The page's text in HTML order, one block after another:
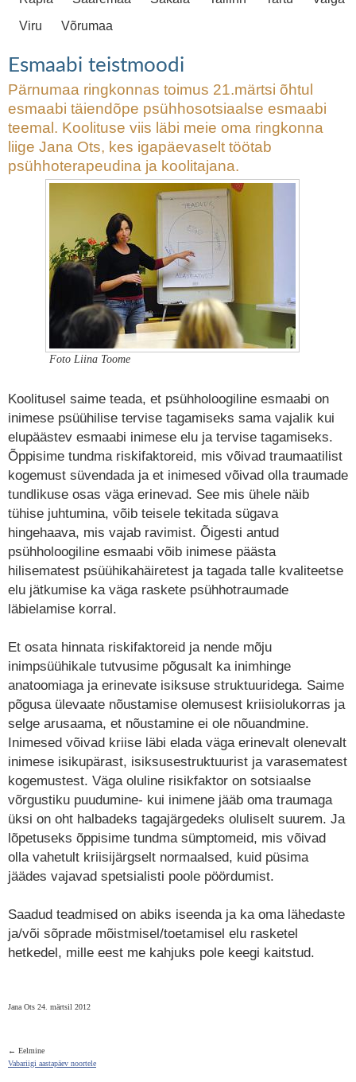
Viru
Võrumaa
Esmaabi teistmoodi
Pärnumaa ringkonnas toimus 21.märtsi õhtul
esmaabi täiendõpe psühhosotsiaalse esmaabi
teemal. Koolituse viis läbi meie oma ringkonna
liige Jana Ots, kes igapäevaselt töötab
psühhoterapeudina ja koolitajana.
Foto Liina Toome
Koolitusel saime teada, et psühholoogiline esmaabi on
inimese psüühilise tervise tagamiseks sama vajalik kui
elupäästev esmaabi inimese elu ja tervise tagamiseks.
Õppisime tundma riskifaktoreid, mis võivad traumaatilist
kogemust süvendada ja et inimesed võivad olla traumade
tundlikuse osas väga erinevad. See mis ühele näib
tühise juhtumina, võib teisele tekitada sügava
hingehaava, mis vajab ravimist. Õigesti antud
psühholoogiline esmaabi võib inimese päästa
hilisematest psüühikahäiretest ja tagada talle kvaliteetse
elu jätkumise ka väga raskete psühhotraumade
läbielamise korral.
Et osata hinnata riskifaktoreid ja nende mõju
inimpsüühikale tutvusime põgusalt ka inimhinge
anatoomiaga ja erinevate isiksuse struktuuridega. Saime
põgusa ülevaate nõustamise olemusest kriisiolukorras ja
selge arusaama, et nõustamine ei ole nõuandmine.
Inimesed võivad kriise läbi elada väga erinevalt olenevalt
inimese isikupärast, isiksusestruktuurist ja varasematest
kogemustest. Väga oluline risikfaktor on sotsiaalse
võrgustiku puudumine- kui inimene jääb oma traumaga
üksi on oht halbadeks tagajärgedeks oluliselt suurem. Ja
lõpetuseks õppisime tundma sümptomeid, mis võivad
olla vahetult kriisijärgselt normaalsed, kuid püsima
jäädes vajavad spetsialisti poole pöördumist.
Saadud teadmised on abiks iseenda ja ka oma lähedaste
ja/või sõprade mõistmisel/toetamisel elu rasketel
hetkedel, mille eest me kahjuks pole keegi kaitstud.
Jana Ots 24. märtsil 2012
← Eelmine
Vabariigi aastapäev noortele